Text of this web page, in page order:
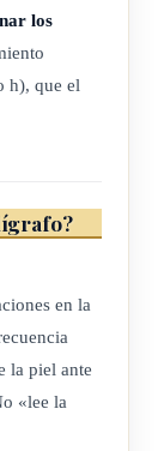
con un plazo
legal de
asistencia de
los
h), que el
en la
la piel ante
«lee la